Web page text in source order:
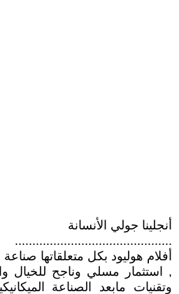
أنجلينا جولي الأنسانة
.............................................
أفلام هوليود بكل متعلقاتها
, استثمار مسلي وناجح للخيال
وتقنيات مابعد الصناعة